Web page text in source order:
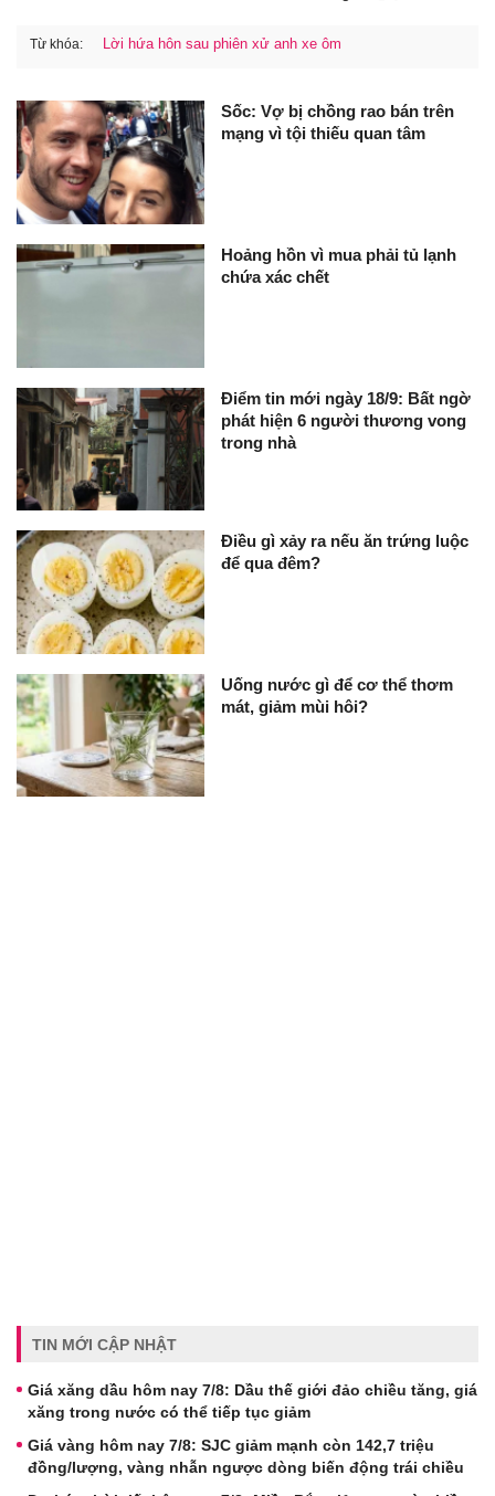
Từ khóa: Lời hứa hôn sau phiên xử anh xe ôm
Sốc: Vợ bị chồng rao bán trên
mạng vì tội thiếu quan tâm
Hoảng hồn vì mua phải tủ lạnh
chứa xác chết
Điểm tin mới ngày 18/9: Bất ngờ
phát hiện 6 người thương vong
trong nhà
Điều gì xảy ra nếu ăn trứng luộc
để qua đêm?
Uống nước gì để cơ thể thơm
mát, giảm mùi hôi?
TIN MỚI CẬP NHẬT
Giá xăng dầu hôm nay 7/8: Dầu thế giới đảo chiều tăng, giá
xăng trong nước có thể tiếp tục giảm
Giá vàng hôm nay 7/8: SJC giảm mạnh còn 142,7 triệu
đồng/lượng, vàng nhẫn ngược dòng biến động trái chiều